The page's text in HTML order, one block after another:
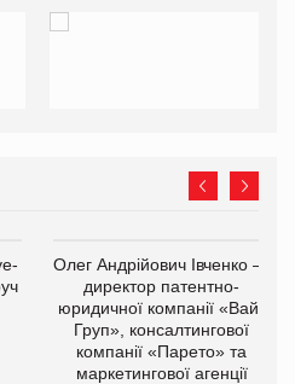
Олег Андрійович Івченко —
директор патентно-
юридичної компанії «Вайз
Груп», консалтингової
компанії «Парето» та
маркетингової агенції